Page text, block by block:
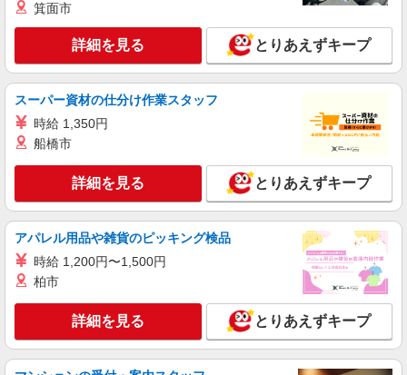
箕面市
詳細を見る とりあえずキープ
スーパー資材の仕分け作業スタッフ
時給 1,350円
船橋市
詳細を見る とりあえずキープ
アパレル用品や雑貨のピッキング検品
時給 1,200円〜1,500円
柏市
詳細を見る とりあえずキープ